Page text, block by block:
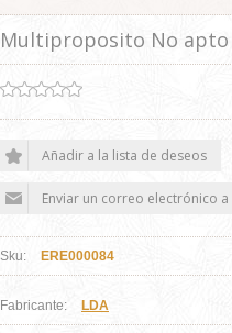
Multiproposito No apto
Sku: ERE000084
Fabricante: LDA